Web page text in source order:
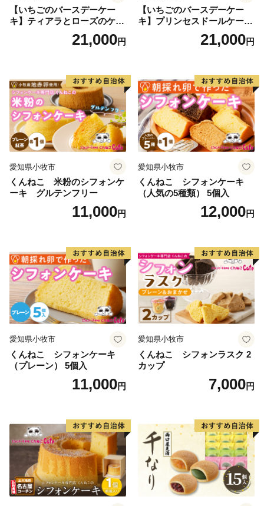
【いちごのバースデーケー
キ】ティアラとローズのケー
キ スイーツ デザート 洋菓
子 お取り寄せ 愛知県 小牧市
レーション ホールケーキ 日
時指定可
21,000円
【いちごのバースデーケー
キ】プリンセスドールケーキ
日時指定可 スイーツ デザー
ト 洋菓子 お取り寄せ 愛知県
デコレーションケーキ ホー
ルケーキ 人形 かわいい こど
も
21,000円
愛知県小牧市
くんねこ 米粉のシフォンケ
ーキ グルテンフリー
11,000円
愛知県小牧市
くんねこ シフォンケーキ
（人気の5種類） 5個入
12,000円
愛知県小牧市
くんねこ シフォンケーキ
（プレーン） 5個入
11,000円
愛知県小牧市
くんねこ シフォンラスク 2
カップ
7,000円